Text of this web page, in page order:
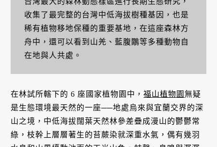
收集了最完整的台灣中低海拔樹種基因，也是
稀有植物移地保種的重要基地，在這座森林方
舟中，還可以看到山羌、藍腹鷳等多種動物自
在地與人共處。
在林試所轄下的 6 座國家植物園中，福山植物園無疑
是生態環境最天然的一座──地處烏來與宜蘭交界的深
山之境，中低海拔闊葉天然林參差疊成漫山的鬱鬱常
綠，枝幹上層層著生的苔蕨染就深重水氣，偶有幾羽